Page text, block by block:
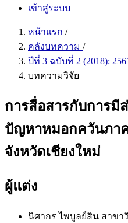
เข้าสู่ระบบ
หน้าแรก /
คลังบทความ /
ปีที่ 3 ฉบับที่ 2 (2018):
บทความวิจัย
การสื่อสารกับการ
ปัญหาหมอกควันภาค
จังหวัดเชียงใหม่
ผู้แต่ง
นิศากร ไพบูลย์สิน สาขา